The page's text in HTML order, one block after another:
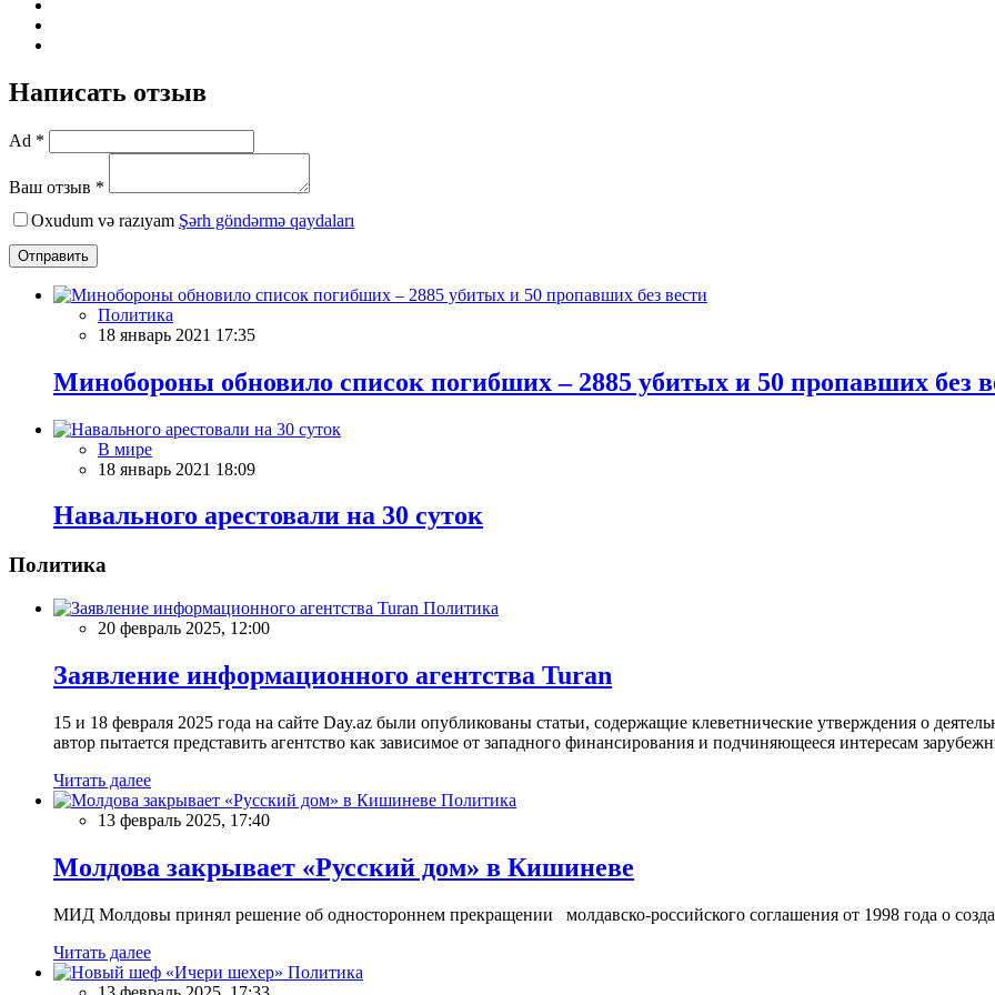
Написать отзыв
Ad *
Ваш отзыв *
Oxudum və razıyam Şərh göndərmə qaydaları
Отправить
Политика
18 январь 2021 17:35
Минобороны обновило список погибших – 2885 убитых и 50 пропавших без
В мире
18 январь 2021 18:09
Навального арестовали на 30 суток
Политика
Политика
20 февраль 2025, 12:00
Заявление информационного агентства Turan
15 и 18 февраля 2025 года на сайте Day.az были опубликованы статьи, содержащие клеветнические утверждения о
автор пытается представить агентство как зависимое от западного финансирования и подчиняющееся интересам
Читать далее
Политика
13 февраль 2025, 17:40
Молдова закрывает «Русский дом» в Кишиневе
МИД Молдовы принял решение об одностороннем прекращении молдавско-российского соглашения от 1998 года о
Читать далее
Политика